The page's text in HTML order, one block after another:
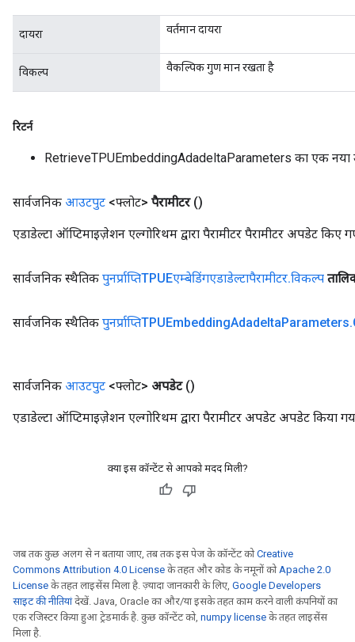
दायरा वर्तमान दायरा
विकल्प वैकल्पिक गुण मान रखता है
रिटर्न
RetrieveTPUEmbeddingAdadeltaParameters का एक नया
सार्वजनिक आउटपुट <फ्लोट> पैरामीटर ()
एडाडेल्टा ऑप्टिमाइज़ेशन एल्गोरिथम द्वारा पैरामीटर पैरामीटर अपडेट किए
सार्वजनिक स्थैतिक पुनर्प्राप्तिTPUEएम्बेडिंगएडाडेल्टापैरामीटर.विकल्प
सार्वजनिक स्थैतिक पुनर्प्राप्तिTPUEmbeddingAdadeltaParameters.
सार्वजनिक आउटपुट <फ्लोट> अपडेट ()
एडाडेल्टा ऑप्टिमाइज़ेशन एल्गोरिथम द्वारा पैरामीटर अपडेट अपडेट किया
क्या इस कॉन्टेंट से आपको मदद मिली?
जब तक कुछ अलग से न बताया जाए, तब तक इस पेज के कॉन्टेंट कोCreative
Commons Attribution 4.0 License के तहत और कोड के नमूनों कोApache 2.0
License के तहत लाइसेंस मिला है. ज़्यादा जानकारी के लिए, Google Developers
साइट की नीतियांदेखें. Java, Oracle का और/या इसके तहत काम करने वाली कंपनियों का
एक रजिस्टर किया हुआ ट्रेडमार्क है. कुछ कॉन्टेंट को, numpy license के तहत लाइसेंस
मिला है.